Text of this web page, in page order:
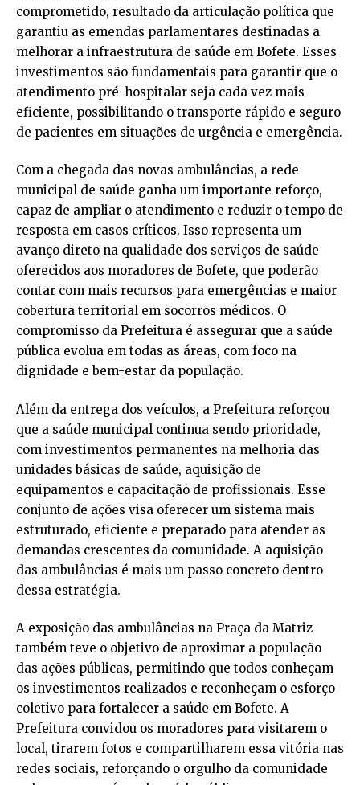
comprometido, resultado da articulação política que
garantiu as emendas parlamentares destinadas a
melhorar a infraestrutura de saúde em Bofete. Esses
investimentos são fundamentais para garantir que o
atendimento pré-hospitalar seja cada vez mais
eficiente, possibilitando o transporte rápido e seguro
de pacientes em situações de urgência e emergência.
Com a chegada das novas ambulâncias, a rede
municipal de saúde ganha um importante reforço,
capaz de ampliar o atendimento e reduzir o tempo de
resposta em casos críticos. Isso representa um
avanço direto na qualidade dos serviços de saúde
oferecidos aos moradores de Bofete, que poderão
contar com mais recursos para emergências e maior
cobertura territorial em socorros médicos. O
compromisso da Prefeitura é assegurar que a saúde
pública evolua em todas as áreas, com foco na
dignidade e bem-estar da população.
Além da entrega dos veículos, a Prefeitura reforçou
que a saúde municipal continua sendo prioridade,
com investimentos permanentes na melhoria das
unidades básicas de saúde, aquisição de
equipamentos e capacitação de profissionais. Esse
conjunto de ações visa oferecer um sistema mais
estruturado, eficiente e preparado para atender as
demandas crescentes da comunidade. A aquisição
das ambulâncias é mais um passo concreto dentro
dessa estratégia.
A exposição das ambulâncias na Praça da Matriz
também teve o objetivo de aproximar a população
das ações públicas, permitindo que todos conheçam
os investimentos realizados e reconheçam o esforço
coletivo para fortalecer a saúde em Bofete. A
Prefeitura convidou os moradores para visitarem o
local, tirarem fotos e compartilharem essa vitória nas
redes sociais, reforçando o orgulho da comunidade